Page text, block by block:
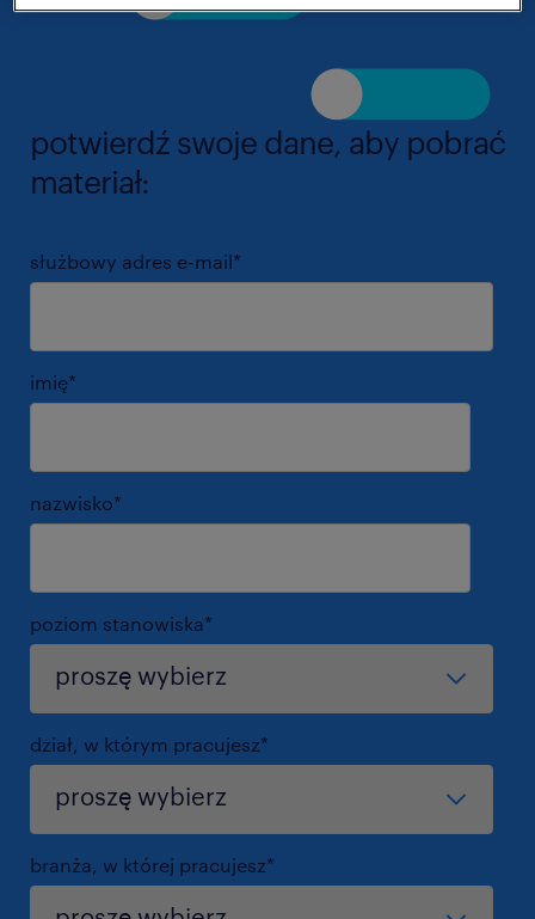
potwierdź swoje dane, aby pobrać
materiał:
służbowy adres e-mail*
imię*
nazwisko*
poziom stanowiska*
dział, w którym pracujesz*
branża, w której pracujesz*